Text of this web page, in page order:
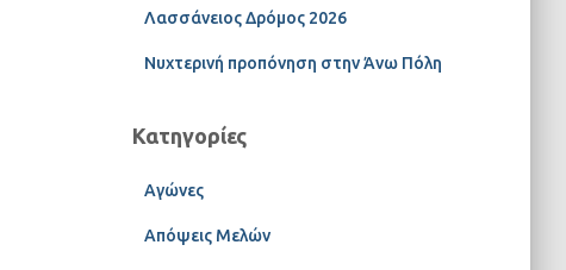
Λασσάνειος Δρόμος 2026
Νυχτερινή προπόνηση στην Άνω Πόλη
Κατηγορίες
Αγώνες
Απόψεις Μελών